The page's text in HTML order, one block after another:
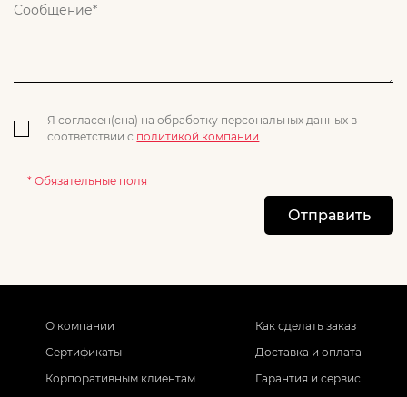
Я согласен(сна) на обработку персональных данных в
соответствии с политикой компании.
* Обязательные поля
Отправить
О компании
Сертификаты
Корпоративным клиентам
Как сделать заказ
Доставка и оплата
Гарантия и сервис